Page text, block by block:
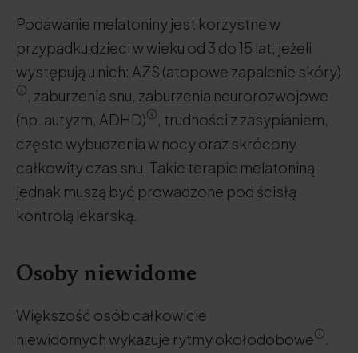
Podawanie melatoniny jest korzystne w
przypadku dzieci w wieku od 3 do 15 lat, jeżeli
występują u nich: AZS (atopowe zapalenie skóry)
, zaburzenia snu, zaburzenia neurorozwojowe
(np. autyzm, ADHD)
, trudności z zasypianiem,
częste wybudzenia w nocy oraz skrócony
całkowity czas snu. Takie terapie melatoniną
jednak muszą być prowadzone pod ścisłą
kontrolą lekarską.
Osoby niewidome
Większość osób całkowicie
niewidomych wykazuje rytmy okołodobowe
.